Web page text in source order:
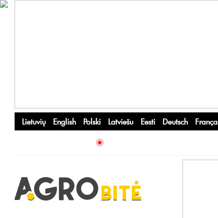
Lietuvių English Polski Latviešu Eesti Deutsch